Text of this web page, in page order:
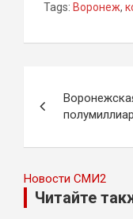
Tags: Воронеж,
по
записям
Новости СМИ2
Читайте